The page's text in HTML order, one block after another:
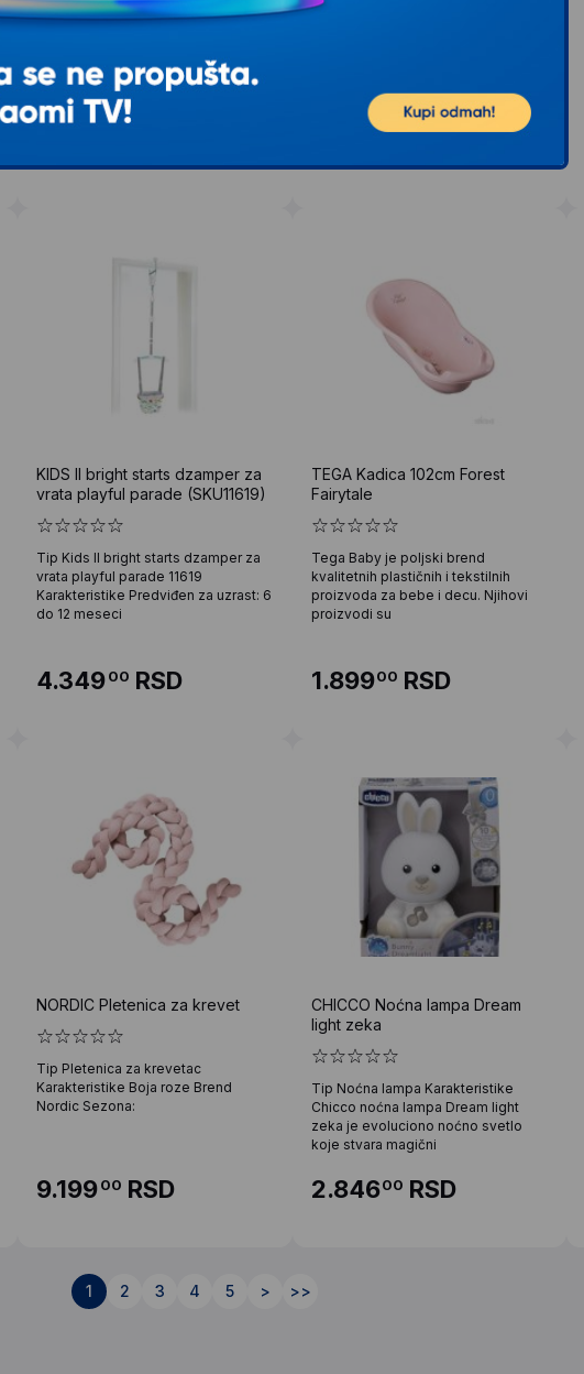
čaršav, donja strana prekrivača i
jastučnice: 100% pamuk
prvom mestu. Zaštitite
KIDS II bright starts dzamper za
vrata playful parade (SKU11619)
Tip Kids II bright starts dzamper za
vrata playful parade 11619
Karakteristike Predviđen za uzrast: 6
do 12 meseci
4.34900 RSD
TEGA Kadica 102cm Forest
Fairytale
Tega Baby je poljski brend
kvalitetnih plastičnih i tekstilnih
proizvoda za bebe i decu. Njihovi
proizvodi su
1.89900 RSD
NORDIC Pletenica za krevet
Tip Pletenica za krevetac
Karakteristike Boja roze Brend
Nordic Sezona:
9.19900 RSD
CHICCO Noćna lampa Dream
light zeka
Tip Noćna lampa Karakteristike
Chicco noćna lampa Dream light
zeka je evoluciono noćno svetlo
koje stvara magični
2.84600 RSD
1 2 3 4 5 > >>